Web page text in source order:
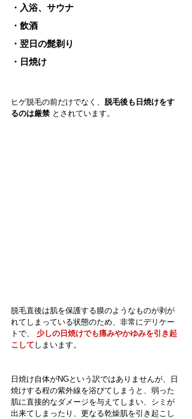
・入浴、サウナ
・飲酒
・翌日の髭剃り
・日焼け
ヒゲ脱毛の前だけでなく、 脱毛後も日焼けをす
るのは厳禁 とされています。
脱毛直後は肌を保護する膜のようなものが剥が
れてしまっている状態のため、非常にデリケー
トで、 少しの日焼けでも痛みやかゆみを引き起
こして しまいます。
日焼け自体がNGという訳ではありませんが、日
焼けする程の紫外線を浴びてしまうと、弱った
肌に直接的なダメージを与えてしまい、シミが
出来てしまったり、更なる乾燥肌を引き起こし